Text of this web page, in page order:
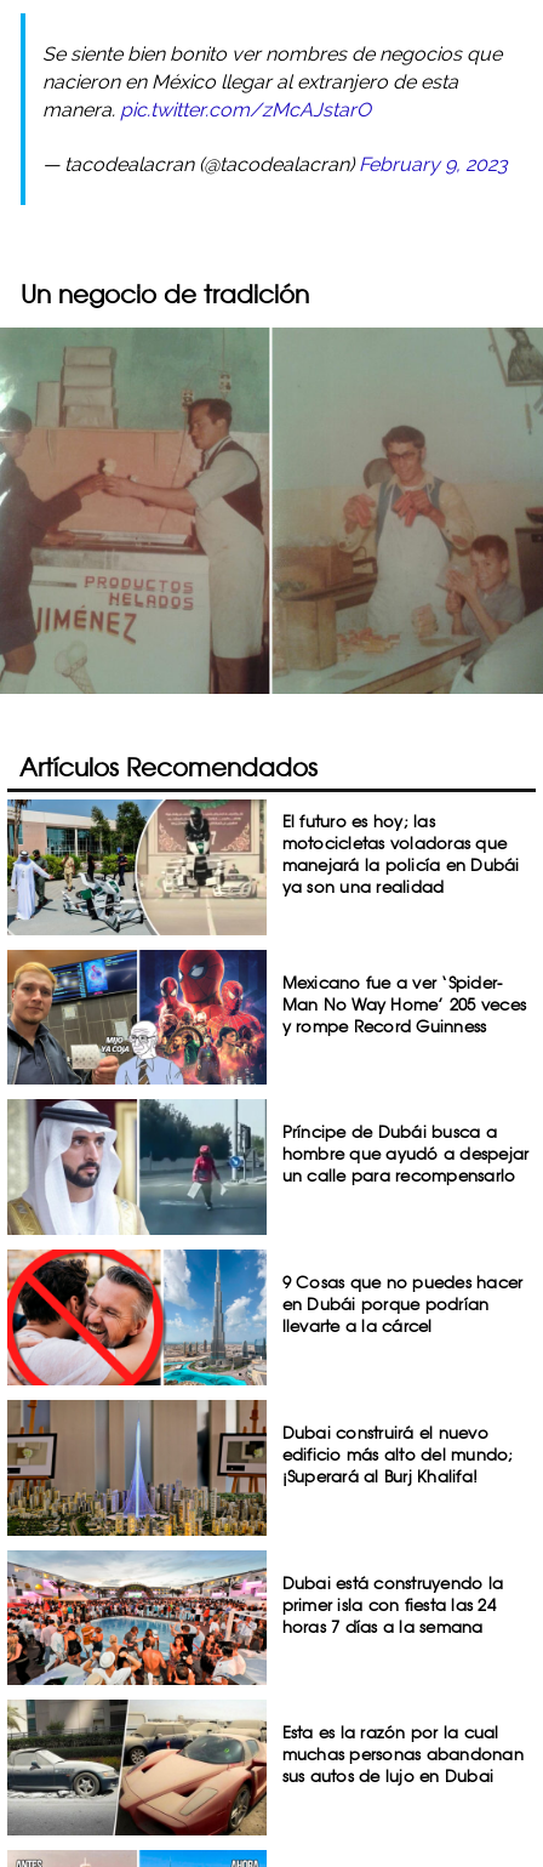
Se siente bien bonito ver nombres de negocios que
nacieron en México llegar al extranjero de esta
manera. pic.twitter.com/zMcAJstarO
— tacodealacran (@tacodealacran)February 9, 2023
Un negocio de tradición
Artículos Recomendados
El futuro es hoy; las
motocicletas voladoras que
manejará la policía en Dubái
ya son una realidad
Mexicano fue a ver ‘Spider-
Man No Way Home’ 205 veces
y rompe Record Guinness
Príncipe de Dubái busca a
hombre que ayudó a despejar
un calle para recompensarlo
9 Cosas que no puedes hacer
en Dubái porque podrían
llevarte a la cárcel
Dubai construirá el nuevo
edificio más alto del mundo;
¡Superará al Burj Khalifa!
Dubai está construyendo la
primer isla con fiesta las 24
horas 7 días a la semana
Esta es la razón por la cual
muchas personas abandonan
sus autos de lujo en Dubai